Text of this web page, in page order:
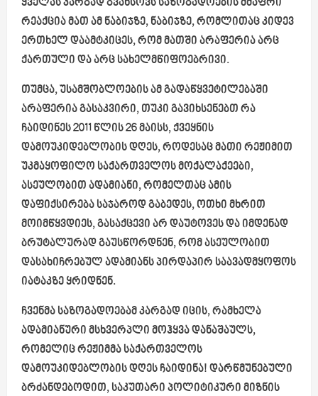
ყველას კარგად გვახსოვს საზოგადოების მძაფრი
რეაქცია მათ ამ ნაბიჯზე, ნაბიჯზე, რომლითაც კიდევ
ერთხელ დაამტკიცეს, რომ მათში არაფერია არც
ქართული და არც სახელმწიფოებრივი.
თუმცა, უსამშობლოების ამ გადაწყვეტილებაში
არაფერია გასაკვირი, თუკი გავიხსენებთ რა
ჩაიდინეს 2011 წლის 26 მაისს, ქვეყნის
დამოუკიდებლობის დღეს, როდესაც მათი რეჟიმით
უკმაყოფილო საქართველოს მოქალაქეები,
ასეულობით ადამიანი, რომელთაც ამის
დაფიქსირება საჯაროდ გაბედეს, ოთხი მხრით
მოიმწყვდიეს, გასაქცევი არ დაუტოვეს და იმდენად
ბრუტალურად გაუსწორდნენ, რომ ასეულობით
დასახიჩრებულ ადამიანს პირდაპირ საავადმყოფოს
იატაკზე ყრიდნენ.
ჩვენმა საზოგადოებამ კარგად იცის, რამხელა
ადამიანური მსხვერპლი მოჰყვა დანაშაულს,
რომელიც რეჟიმმა საქართველოს
დამოუკიდებლობის დღეს ჩაიდინა! დარწმუნებული
ბრძანდებოდით, საკუთარი პოლიტიკური მიზნის